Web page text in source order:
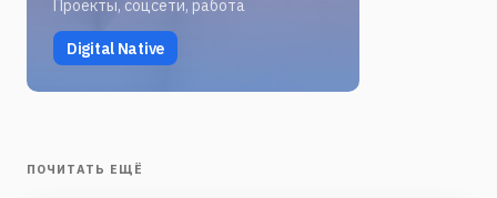
Проекты, соцсети, работа
Digital Native
ПОЧИТАТЬ ЕЩЁ